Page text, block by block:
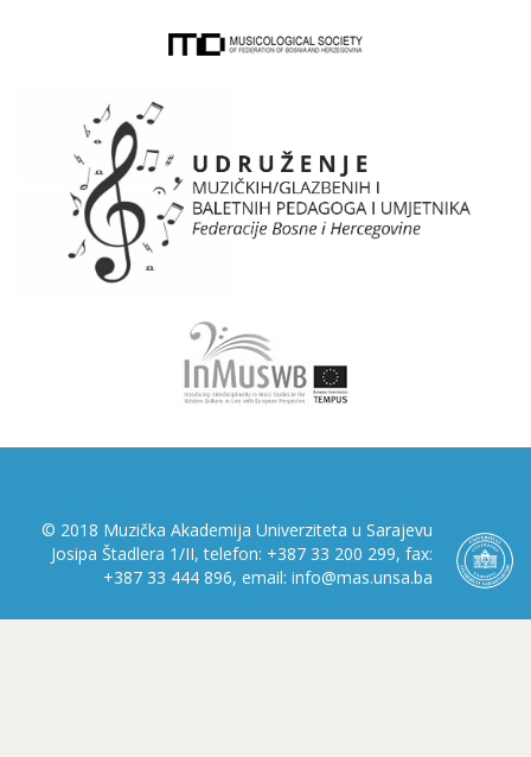
© 2018 Muzička Akademija Univerziteta u Sarajevu
Josipa Štadlera 1/II, telefon: +387 33 200 299, fax:
+387 33 444 896, email: info@mas.unsa.ba